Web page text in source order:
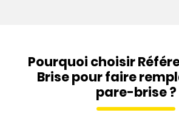
Pourquoi choisir
Brise pour faire
pare-brise ?